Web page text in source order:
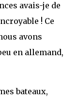
avais-je de
! Ce
avons
en allemand,
bateaux,